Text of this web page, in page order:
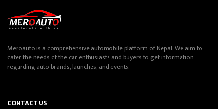
Meroauto is a comprehensive automobile platform of Nepal. We aim to
cater the needs of the car enthusiasts and buyers to get information
regarding auto brands, launches, and events.
CONTACT US